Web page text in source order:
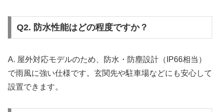
Q2. 防水性能はどの程度ですか？
A. 屋外対応モデルのため、防水・防塵設計（IP66相当）
で雨風に強い仕様です。玄関先や駐車場などにも安心して
設置できます。